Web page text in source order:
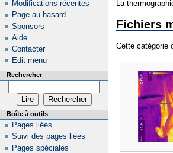
La
Fichiers
Cette catégorie
Modifications récentes
Page au hasard
Sponsors
Aide
Contacter
Edit menu
Rechercher
Boîte à outils
Pages liées
Suivi des pages liées
Pages spéciales